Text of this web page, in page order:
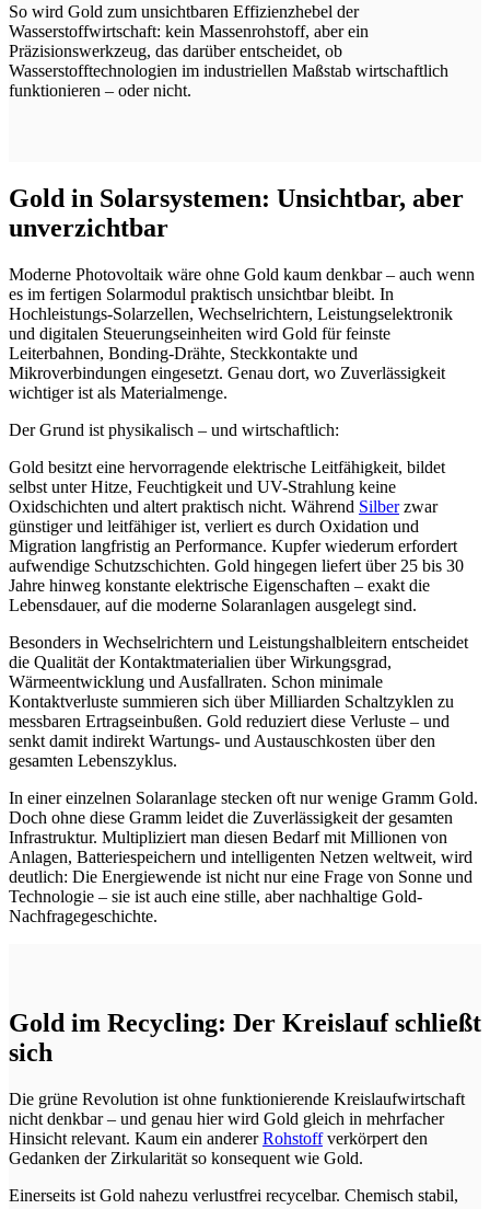
So wird Gold zum unsichtbaren Effizienzhebel der
Wasserstoffwirtschaft: kein Massenrohstoff, aber ein
Präzisionswerkzeug, das darüber entscheidet, ob
Wasserstofftechnologien im industriellen Maßstab wirtschaftlich
funktionieren – oder nicht.
Gold in Solarsystemen: Unsichtbar, aber
unverzichtbar
Moderne Photovoltaik wäre ohne Gold kaum denkbar – auch wenn
es im fertigen Solarmodul praktisch unsichtbar bleibt. In
Hochleistungs-Solarzellen, Wechselrichtern, Leistungselektronik
und digitalen Steuerungseinheiten wird Gold für feinste
Leiterbahnen, Bonding-Drähte, Steckkontakte und
Mikroverbindungen eingesetzt. Genau dort, wo Zuverlässigkeit
wichtiger ist als Materialmenge.
Der Grund ist physikalisch – und wirtschaftlich:
Gold besitzt eine hervorragende elektrische Leitfähigkeit, bildet
selbst unter Hitze, Feuchtigkeit und UV-Strahlung keine
Oxidschichten und altert praktisch nicht. Während Silberzwar
günstiger und leitfähiger ist, verliert es durch Oxidation und
Migration langfristig an Performance. Kupfer wiederum erfordert
aufwendige Schutzschichten. Gold hingegen liefert über 25 bis 30
Jahre hinweg konstante elektrische Eigenschaften – exakt die
Lebensdauer, auf die moderne Solaranlagen ausgelegt sind.
Besonders in Wechselrichtern und Leistungshalbleitern entscheidet
die Qualität der Kontaktmaterialien über Wirkungsgrad,
Wärmeentwicklung und Ausfallraten. Schon minimale
Kontaktverluste summieren sich über Milliarden Schaltzyklen zu
messbaren Ertragseinbußen. Gold reduziert diese Verluste – und
senkt damit indirekt Wartungs- und Austauschkosten über den
gesamten Lebenszyklus.
In einer einzelnen Solaranlage stecken oft nur wenige Gramm Gold.
Doch ohne diese Gramm leidet die Zuverlässigkeit der gesamten
Infrastruktur. Multipliziert man diesen Bedarf mit Millionen von
Anlagen, Batteriespeichern und intelligenten Netzen weltweit, wird
deutlich: Die Energiewende ist nicht nur eine Frage von Sonne und
Technologie – sie ist auch eine stille, aber nachhaltige Gold-
Nachfragegeschichte.
Gold im Recycling: Der Kreislauf schließt
sich
Die grüne Revolution ist ohne funktionierende Kreislaufwirtschaft
nicht denkbar – und genau hier wird Gold gleich in mehrfacher
Hinsicht relevant. Kaum ein andererRohstoffverkörpert den
Gedanken der Zirkularität so konsequent wie Gold.
Einerseits ist Gold nahezu verlustfrei recycelbar. Chemisch stabil,